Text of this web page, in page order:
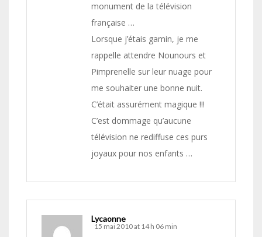
monument de la télévision
française …
Lorsque j’étais gamin, je me
rappelle attendre Nounours et
Pimprenelle sur leur nuage pour
me souhaiter une bonne nuit.
C’était assurément magique !!!
C’est dommage qu’aucune
télévision ne rediffuse ces purs
joyaux pour nos enfants …
Lycaonne
15 mai 2010 at 14 h 06 min